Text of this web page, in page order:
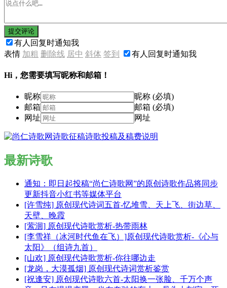
提交评论
有人回复时通知我
表情 加粗 删除线 居中 斜体 签到 有人回复时通知我
Hi，您需要填写昵称和邮箱！
昵称
昵称 (必填)
邮箱
邮箱 (必填)
网址
网址
最新诗歌
通知：即日起投稿“尚仁诗歌网”的原创诗歌作品将同步
更新抖音小红书等媒体平台
[许雪纯] 原创现代诗词五首-忆堆雪、天上飞、街边草、
天壁、晚霞
[萦洄] 原创现代诗歌赏析-热带雨林
[李雪祥（冰河时代鱼在飞）]原创现代诗歌赏析-《心与
太阳》（组诗九首）
[山欢] 原创现代诗歌赏析-你往哪边走
[龙岗，大漠孤烟] 原创现代诗词赏析鉴赏
[祝逢安] 原创现代诗歌六首-太阳换一张脸、千万个声